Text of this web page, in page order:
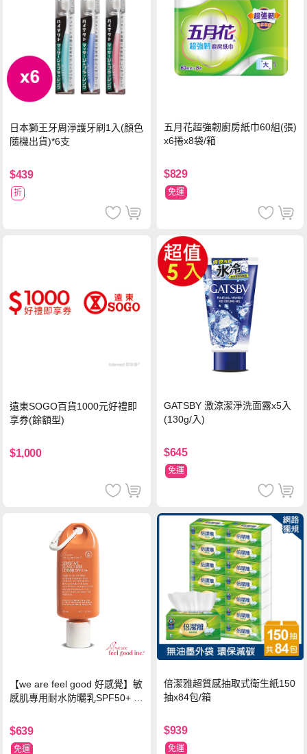
日本獅王牙周淨護牙刷1入(顏色
隨機出貨)*6支
$439
折
五月花超強韌廚房紙巾60組(張)
x6捲x8袋/箱
$829
免運
遠東SOGO百貨1000元好禮即
享券(餘額型)
$1,000
GATSBY 激涼潔淨洗面露x5入
(130g/入)
$645
免運
【we are feel good 好感覺】敏
感肌專用耐水防曬乳SPF50+ 7
$639
免運
倍潔雅超質感抽取式衛生紙150
抽x84包/箱
$939
免運